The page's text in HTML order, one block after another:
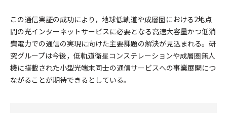
この通信実証の成功により，地球低軌道や成層圏における2地点
間の光インターネットサービスに必要となる高速大容量かつ低消
費電力での通信の実現に向けた主要課題の解決が見込まれる。研
究グループは今後，低軌道衛星コンステレーションや成層圏無人
機に搭載された小型光端末同士の通信サービスへの事業展開につ
ながることが期待できるとしている。